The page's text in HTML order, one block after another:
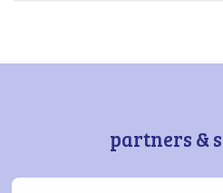
partners &